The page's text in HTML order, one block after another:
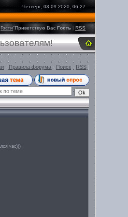
Четверг, 03.09.2020, 06:27
Гости"Приветствую Вас Гость |RSS
Правила форума Поиск RSS ]
час)))